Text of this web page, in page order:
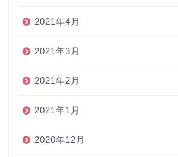
2021年4月
2021年3月
2021年2月
2021年1月
2020年12月